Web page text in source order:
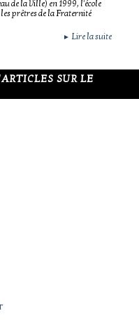
de la Ville) en 1999, l'école
les prêtres de la Fraternité
► Lire la suite
SUR LE